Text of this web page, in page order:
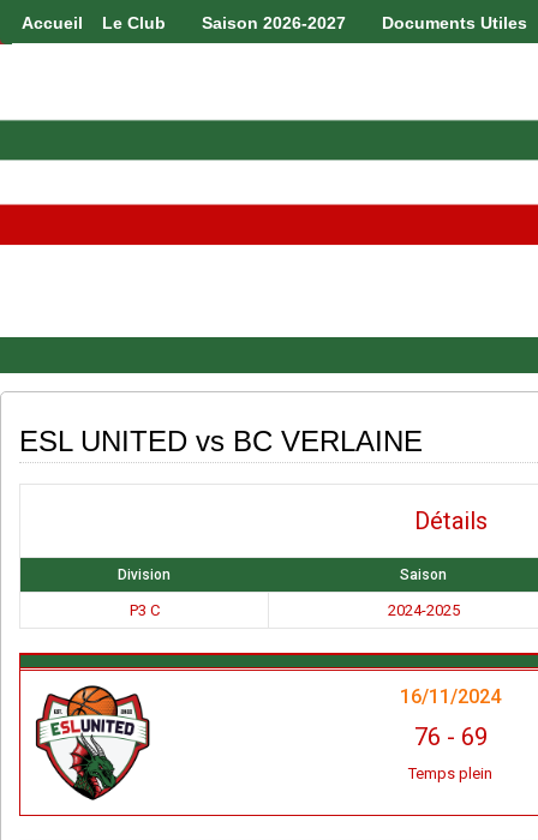
Accueil Le Club Saison 2026-2027 Documents Utiles
ESL UNITED vs BC VERLAINE
Détails
Division Saison
P3 C 2024-2025
16/11/2024
76 - 69
Temps plein